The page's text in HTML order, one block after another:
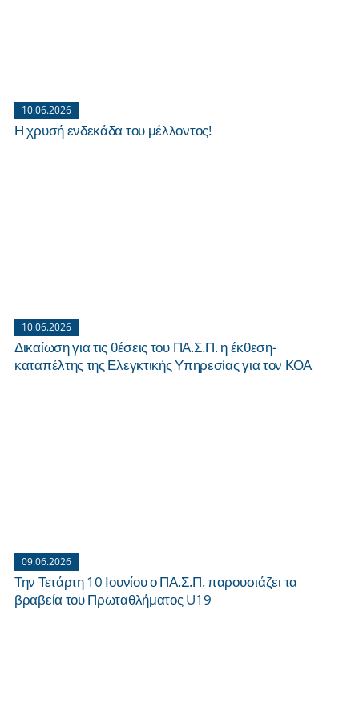
10.06.2026
Η χρυσή ενδεκάδα του μέλλοντος!
10.06.2026
Δικαίωση για τις θέσεις του ΠΑ.Σ.Π. η έκθεση-
καταπέλτης της Ελεγκτικής Υπηρεσίας για τον ΚΟΑ
09.06.2026
Την Τετάρτη 10 Ιουνίου ο ΠΑ.Σ.Π. παρουσιάζει τα
βραβεία του Πρωταθλήματος U19